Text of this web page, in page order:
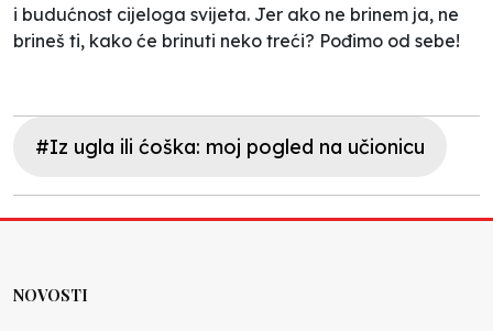
i budućnost cijeloga svijeta. Jer ako ne brinem ja, ne
brineš ti, kako će brinuti neko treći? Pođimo od sebe!
#Iz ugla ili ćoška: moj pogled na učionicu
NOVOSTI